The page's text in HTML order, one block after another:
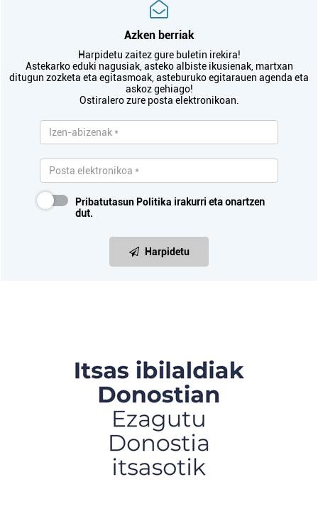
Azken berriak
Harpidetu zaitez gure buletin irekira!
Astekarko eduki nagusiak, asteko albiste ikusienak, martxan
ditugun zozketa eta egitasmoak, asteburuko egitarauen agenda eta
askoz gehiago!
Ostiralero zure posta elektronikoan.
Pribatutasun Politika irakurri eta onartzen
dut.
Harpidetu